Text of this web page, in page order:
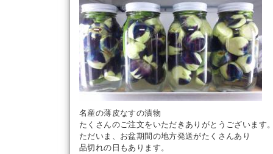
名産の薄皮なすの漬物
たくさんのご注文をいただきありがとうございます
ただいま、お盆期間の地方発送がたくさんあり
品切れの日もあります。